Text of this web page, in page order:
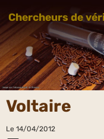
Chercheurs de
Voltaire
Le 14/04/2012